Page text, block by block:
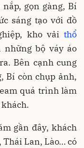
gọn gàng, Bí
sáng tạo với đồ
kho vải thổ
bộ váy áo
Bên cạnh cung
Bí còn chụp ảnh,
quá trình làm
gần đây, khách
Thái Lan, Lào… có